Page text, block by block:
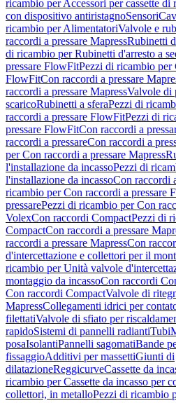
ricambio per Accessori per cassette
con dispositivo antiristagnoSensori
ricambio per AlimentatoriValvole e
raccordi a pressare MapressRubinetti
di ricambio per Rubinetti d'arresto a
pressare FlowFitPezzi di ricambio per
FlowFitCon raccordi a pressare
raccordi a pressare MapressValvole di
scaricoRubinetti a sferaPezzi di
raccordi a pressare FlowFitPezzi di
pressare FlowFitCon raccordi a
raccordi a pressareCon raccordi a
per Con raccordi a pressare Mapress
l'installazione da incassoPezzi di
l'installazione da incassoCon raccordi
ricambio per Con raccordi a pressare
pressarePezzi di ricambio per Con
VolexCon raccordi CompactPezzi di
CompactCon raccordi a pressare
raccordi a pressare MapressCon
d'intercettazione e collettori per il
ricambio per Unità valvole
montaggio da incassoCon raccordi
Con raccordi CompactValvole di
MapressCollegamenti idrici per
filettatiValvole di sfiato per
rapidoSistemi di pannelli radiantiTubi
posaIsolantiPannelli sagomatiBande
fissaggioAdditivi per massettiGiunti di
dilatazioneReggicurveCassette da
ricambio per Cassette da incasso per
collettori, in metalloPezzi di ricambio